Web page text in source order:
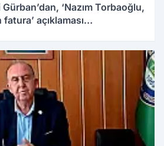
‘Nazım Torbaoğlu,
açıklaması…